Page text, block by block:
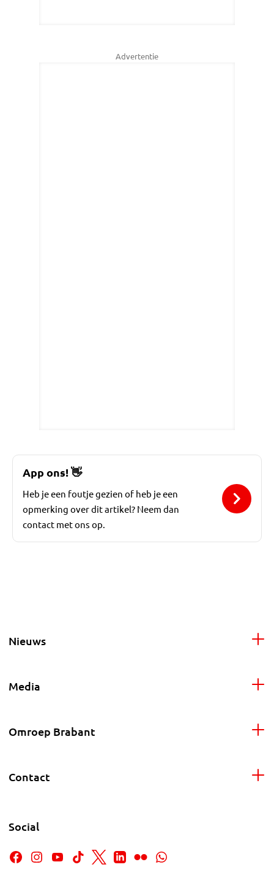
Advertentie
App ons!👋
Heb je een foutje gezien of heb je een
opmerking over dit artikel? Neem dan
contact met ons op.
Nieuws
Media
Omroep Brabant
Contact
Social